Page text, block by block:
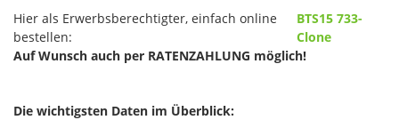
Hier als Erwerbsberechtigter, einfach online
bestellen:
BTS15 733-
Clone
Auf Wunsch auch per RATENZAHLUNG möglich!
Die wichtigsten Daten im Überblick: